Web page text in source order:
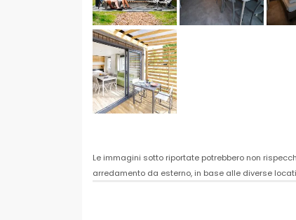
Le immagini sotto riportate potrebbero non
arredamento da esterno, in base alle diverse